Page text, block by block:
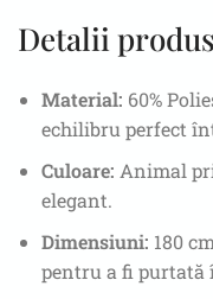
Detalii
Material: 60%
echilibru perfect
Culoare: Animal
elegant.
Dimensiuni: 180
pentru a fi